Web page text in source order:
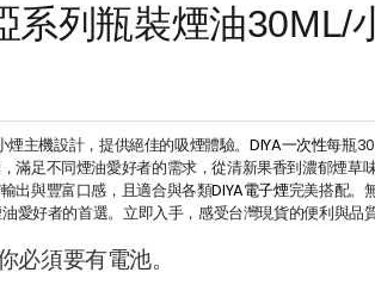
系列瓶裝煙油30ML/
煙主機設計，提供絕佳的吸煙體驗。DIYA一次性每瓶
滿足不同煙油愛好者的需求，從清新果香到濃郁煙草
出與豐富口感，且適合與各類DIYA電子煙完美搭配。
愛好者的首選。立即入手，感受台灣現貨的便利與品
必須要有電池。